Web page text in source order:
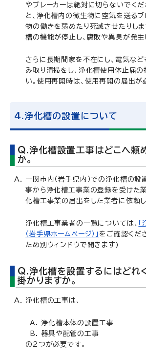
やブレーカーは絶対に切らないでくだ
と、浄化槽内の微生物に空気を送るブ
物の働きを弱めたり死滅させたりしま
槽の機能が停止し、腐敗や異臭が発生
さらに長期間家を不在にし、電気など
み取り清掃をし、浄化槽使用休止届の
い。使用再開時は、使用再開の届出が
4.浄化槽の設置について
Q.浄化槽設置工事はどこへ頼
か。
一関市内（岩手県内）での浄化槽の設
事から浄化槽工事業の登録を受けた
化槽工事業の届出をした業者に依頼し
浄化槽工事業者の一覧については、
（岩手県ホームページ）」 をご確認くだ
ため別ウィンドウで開きます)
Q.浄化槽を設置するにはどれ
掛かりますか。
浄化槽の工事は、
浄化槽本体の設置工事
器具や配管の工事
の2つが必要です。